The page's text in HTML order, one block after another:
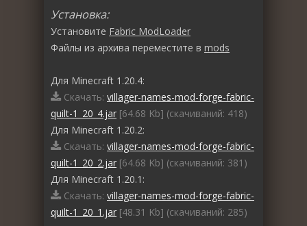
Установка:
Установите Fabric ModLoader
Файлы из архива переместите в mods
Для Minecraft 1.20.4:
Скачать: villager-names-mod-forge-fabric-
quilt-1_20_4.jar [64.68 Kb] (cкачиваний: 418)
Для Minecraft 1.20.2:
Скачать: villager-names-mod-forge-fabric-
quilt-1_20_2.jar [64.68 Kb] (cкачиваний: 381)
Для Minecraft 1.20.1:
Скачать: villager-names-mod-forge-fabric-
quilt-1_20_1.jar [48.31 Kb] (cкачиваний: 285)